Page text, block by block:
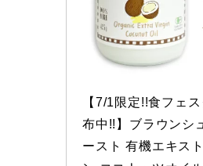
【7/1限定!!食フェ
布中!!】ブラウンシ
ースト 有機エキス